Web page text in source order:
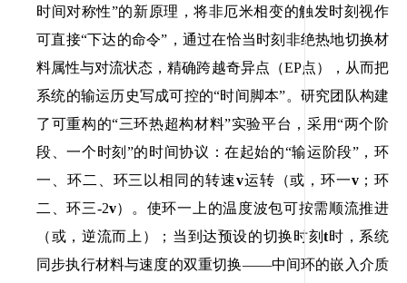
时间对称性”的新原理，将非厄米相变的触发时刻视作
可直接“下达的命令”，通过在恰当时刻非绝热地切换材
料属性与对流状态，精确跨越奇异点（EP点），从而把
系统的输运历史写成可控的“时间脚本”。研究团队构建
了可重构的“三环热超构材料”实验平台，采用“两个阶
段、一个时刻”的时间协议：在起始的“输运阶段”，环
一、环二、环三以相同的转速v运转（或，环一v ；环
二、环三-2v）。使环一上的温度波包可按需顺流推进
（或，逆流而上）；当到达预设的切换时刻t时，系统
同步执行材料与速度的双重切换——中间环的嵌入介质